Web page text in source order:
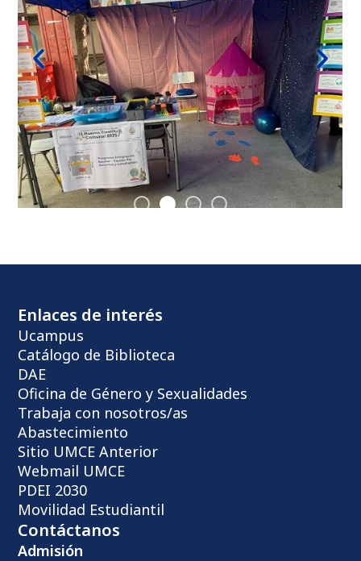
Enlaces de interés
Ucampus
Catálogo de Biblioteca
DAE
Oficina de Género y Sexualidades
Trabaja con nosotros/as
Abastecimiento
Sitio UMCE Anterior
Webmail UMCE
PDEI 2030
Movilidad Estudiantil
Contáctanos
Admisión